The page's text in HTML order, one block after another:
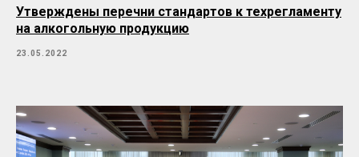
Утверждены перечни стандартов к техрегламенту
на алкогольную продукцию
23.05.2022